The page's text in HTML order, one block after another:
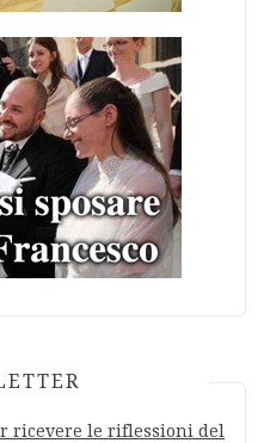
ricevere le riflessioni del